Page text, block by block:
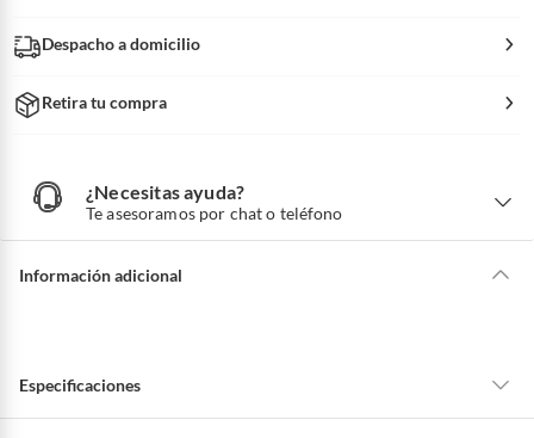
Despacho a domicilio
Retira tu compra
¿Necesitas ayuda?
Te asesoramos por chat o teléfono
N
e
t
Información adicional
Especificaciones